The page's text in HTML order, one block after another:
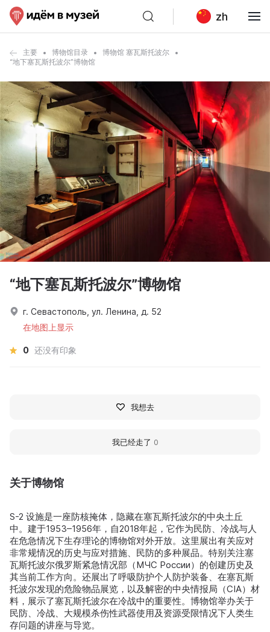
zh
主要 博物馆目录
博物馆 塞瓦斯托波尔
“地下塞瓦斯托波尔”博物馆
关于博物馆
S-2 设施是一座防核掩体，隐藏在塞瓦斯托波尔的中央土丘
中。建于1953–1956年，自2018年起，它作为民防、冷战与人
在危急情况下生存理论的博物馆对外开放。这里展出有关应对
非常规情况的历史与应对措施、民防的多种展品。特别关注塞
瓦斯托波尔俄罗斯紧急情况部（МЧС России）的创建历史及
其当前工作方向。还展出了呼吸防护个人防护装备、在塞瓦斯
托波尔发现的危险物品展览，以及解密的中央情报局（CIA）材
料，展示了塞瓦斯托波尔在冷战中的重要性。博物馆举办关于
民防、冷战、大规模杀伤性武器使用及资源受限情况下人类生
存问题的讲座与导览。
“地下塞瓦斯托波尔”博物馆
г. Севастополь, ул. Ленина, д. 52
在地图上显示
0 还没有印象
我想去
我已经走了 0